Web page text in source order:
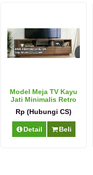
Model Meja TV Kayu
Jati Minimalis Retro
Rp (Hubungi CS)
Detail Beli